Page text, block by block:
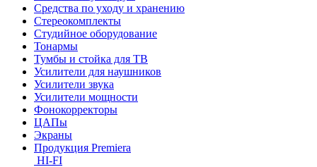
Средства по уходу и хранению
Стереокомплекты
Студийное оборудование
Тонармы
Тумбы и стойка для ТВ
Усилители для наушников
Усилители звука
Усилители мощности
Фонокорректоры
ЦАПы
Экраны
Продукция Premiera
HI-FI